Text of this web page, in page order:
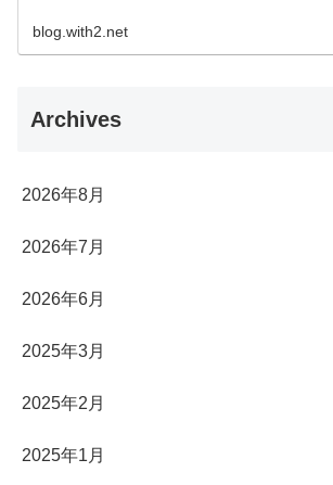
blog.with2.net
Archives
2026年8月
2026年7月
2026年6月
2025年3月
2025年2月
2025年1月